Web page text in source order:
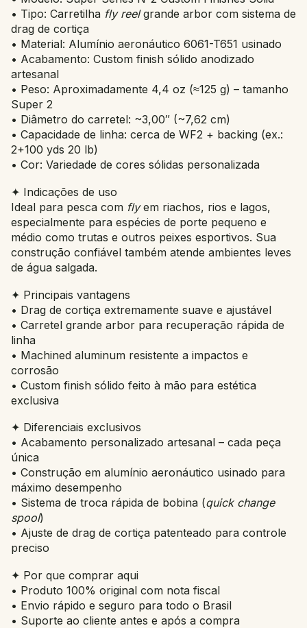
• Tipo: Carretilha fly reelgrande arbor com sistema de
drag de cortiça
• Material: Alumínio aeronáutico 6061-T651 usinado
• Acabamento: Custom finish sólido anodizado
artesanal
• Peso: Aproximadamente 4,4 oz (≈125 g) – tamanho
Super 2
• Diâmetro do carretel: ~3,00″ (~7,62 cm)
• Capacidade de linha: cerca de WF2 + backing (ex.:
2+100 yds 20 lb)
• Cor: Variedade de cores sólidas personalizada
✦ Indicações de uso
Ideal para pesca com flyem riachos, rios e lagos,
especialmente para espécies de porte pequeno e
médio como trutas e outros peixes esportivos. Sua
construção confiável também atende ambientes leves
de água salgada.
✦ Principais vantagens
• Drag de cortiça extremamente suave e ajustável
• Carretel grande arbor para recuperação rápida de
linha
• Machined aluminum resistente a impactos e
corrosão
• Custom finish sólido feito à mão para estética
exclusiva
✦ Diferenciais exclusivos
• Acabamento personalizado artesanal – cada peça
única
• Construção em alumínio aeronáutico usinado para
máximo desempenho
• Sistema de troca rápida de bobina (quick change
spool)
• Ajuste de drag de cortiça patenteado para controle
preciso
✦ Por que comprar aqui
• Produto 100% original com nota fiscal
• Envio rápido e seguro para todo o Brasil
• Suporte ao cliente antes e após a compra